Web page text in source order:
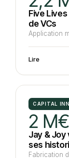
Five
de VCs
Application
Lire
CAPITAL
2 M€
Jay & Joy
ses
Fabrication